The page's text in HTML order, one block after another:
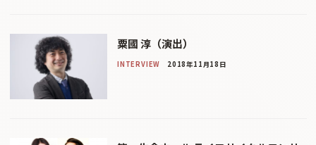
粟國 淳（演出）
INTERVIEW 2018年11月18日